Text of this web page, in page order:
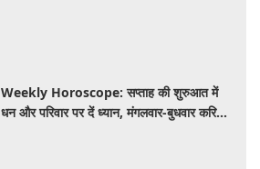
Weekly Horoscope: सप्ताह की शुरुआत में
धन और परिवार पर दें ध्यान, मंगलवार-बुधवार करियर